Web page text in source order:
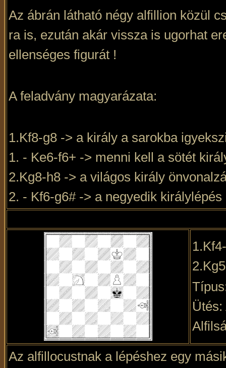
Az ábrán látható négy alfillion közül
ra is, ezután akár vissza is ugorhat
ellenséges figurát !
A feladvány magyarázata:
1.Kf8-g8 -> a király a sarokba
1. - Ke6-f6+ -> menni kell a sötét
2.Kg8-h8 -> a világos király
2. - Kf6-g6# -> a negyedik
Az alfillocustnak a lépéshez egy